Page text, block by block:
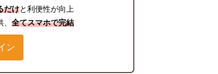
だけと利便性が向上
全てスマホで完結
ン